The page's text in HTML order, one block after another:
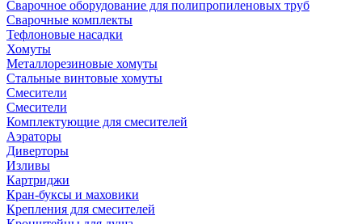
Сварочное оборудование для полипропиленовых труб
Сварочные комплекты
Тефлоновые насадки
Хомуты
Металлорезиновые хомуты
Стальные винтовые хомуты
Смесители
Смесители
Комплектующие для смесителей
Аэраторы
Диверторы
Изливы
Картриджи
Кран-буксы и маховики
Крепления для смесителей